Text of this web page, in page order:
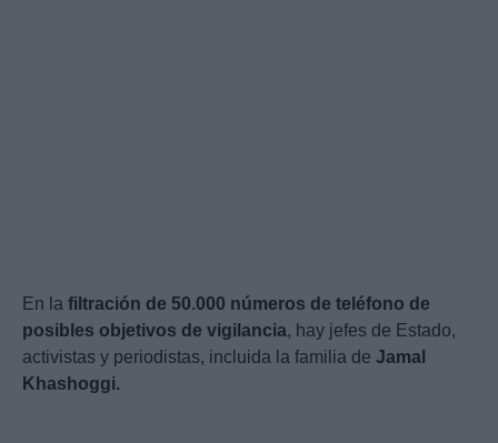
En la filtración de 50.000 números de teléfono de
posibles objetivos de vigilancia, hay jefes de Estado,
activistas y periodistas, incluida la familia de Jamal
Khashoggi.